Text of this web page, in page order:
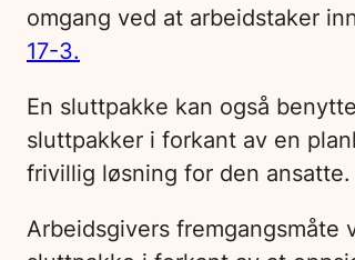
omgang ved at arbeidstaker
17-3.
En sluttpakke kan også
sluttpakker i forkant av en
frivillig løsning for den ansatte.
Arbeidsgivers